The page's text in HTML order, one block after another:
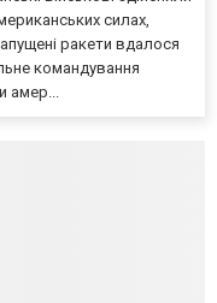
силах,
ракети вдалося
командування
амер...